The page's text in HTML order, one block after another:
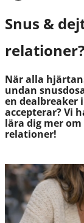
Snus &
relationer?
När alla
undan
en dealbreaker
accepterar? Vi
lära dig mer
relationer!